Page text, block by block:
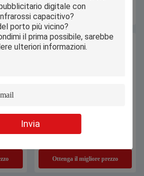
Invia
per istruzione scolastica
Ottenga il migliore prezzo
A 13,3 pollici esile di Android
Notebook Laptop dello studente
Ottenga il migliore prezzo